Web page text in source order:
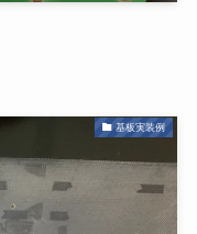
基板実装例